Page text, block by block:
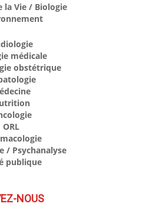
la Vie / Biologie
médicale
obstétrique
ORL
/ Psychanalyse
publique
NOUS